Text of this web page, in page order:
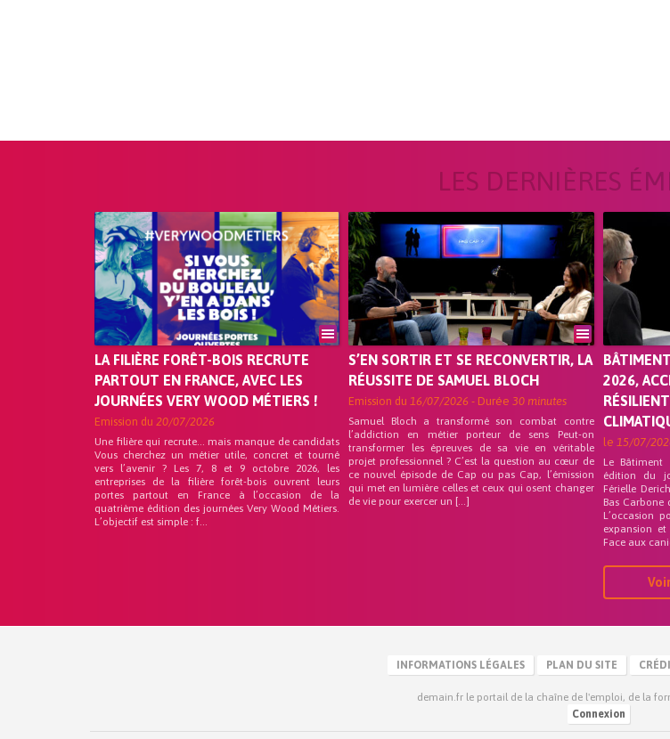
LES DERNIÈRES
LA FILIÈRE FORÊT-BOIS RECRUTE
PARTOUT EN FRANCE, AVEC LES
JOURNÉES VERY WOOD MÉTIERS !
Emission du 20/07/2026
Une filière qui recrute… mais manque de candidats
Vous cherchez un métier utile, concret et tourné
vers l’avenir ? Les 7, 8 et 9 octobre 2026, les
entreprises de la filière forêt-bois ouvrent leurs
portes partout en France à l’occasion de la
quatrième édition des journées Very Wood Métiers.
L’objectif est simple : f...
S’EN SORTIR ET SE RECONVERTIR, LA
RÉUSSITE DE SAMUEL BLOCH
Emission du16/07/2026 - Durée30 minutes
Samuel Bloch a transformé son combat contre
l’addiction en métier porteur de sens Peut-on
transformer les épreuves de sa vie en véritable
projet professionnel ? C’est la question au cœur de
ce nouvel épisode de Cap ou pas Cap, l’émission
qui met en lumière celles et ceux qui osent changer
de vie pour exercer un […]
2026,
le 15/07/
Le
édition du
Férielle
Bas
L’occasion
expansion
Face aux
INFORMATIONS LÉGALES PLAN DU SITE
demain.fr le portail de la chaîne de l'emploi, de la
Connexion